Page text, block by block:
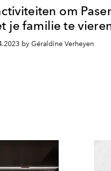
om
je familie te
by Géraldine Verheyen